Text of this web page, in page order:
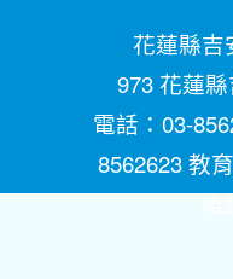
花蓮縣吉
973 花蓮
電話：03-
8562623 教
維